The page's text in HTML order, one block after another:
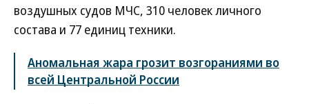
воздушных судов МЧС, 310 человек личного
состава и 77 единиц техники.
Аномальная жара грозит возгораниями во
всей Центральной России